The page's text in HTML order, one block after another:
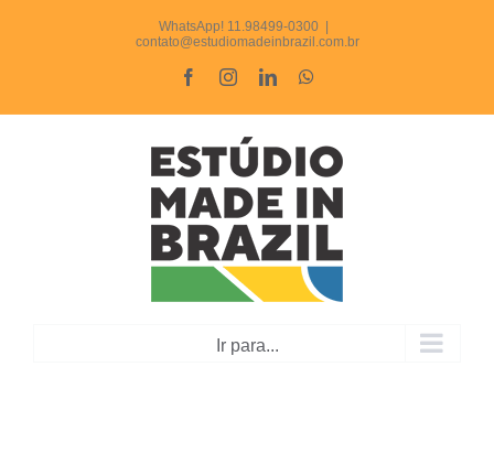
WhatsApp! 11.98499-0300
contato@estudiomadeinbrazil.com.br
FacebookInstagramLinkedIn
Ir para...